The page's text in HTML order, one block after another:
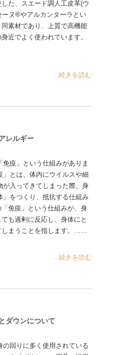
た、スエード調人工皮革(ウ
ヌ®やアルカンターラとい
素材であり、上質で高機能
近でよく使われています。
...続きを読む
レルギー
免疫」という仕組みがありま
」とは、体内にウイルスや細
が入ってきてしまった際、身
」をつくり、抵抗する仕組み
免疫」という仕組みが、身
も過剰に反応し、身体にと
しまうことを指します。……
...続きを読む
ダウンについて
の回りに多く使用されている